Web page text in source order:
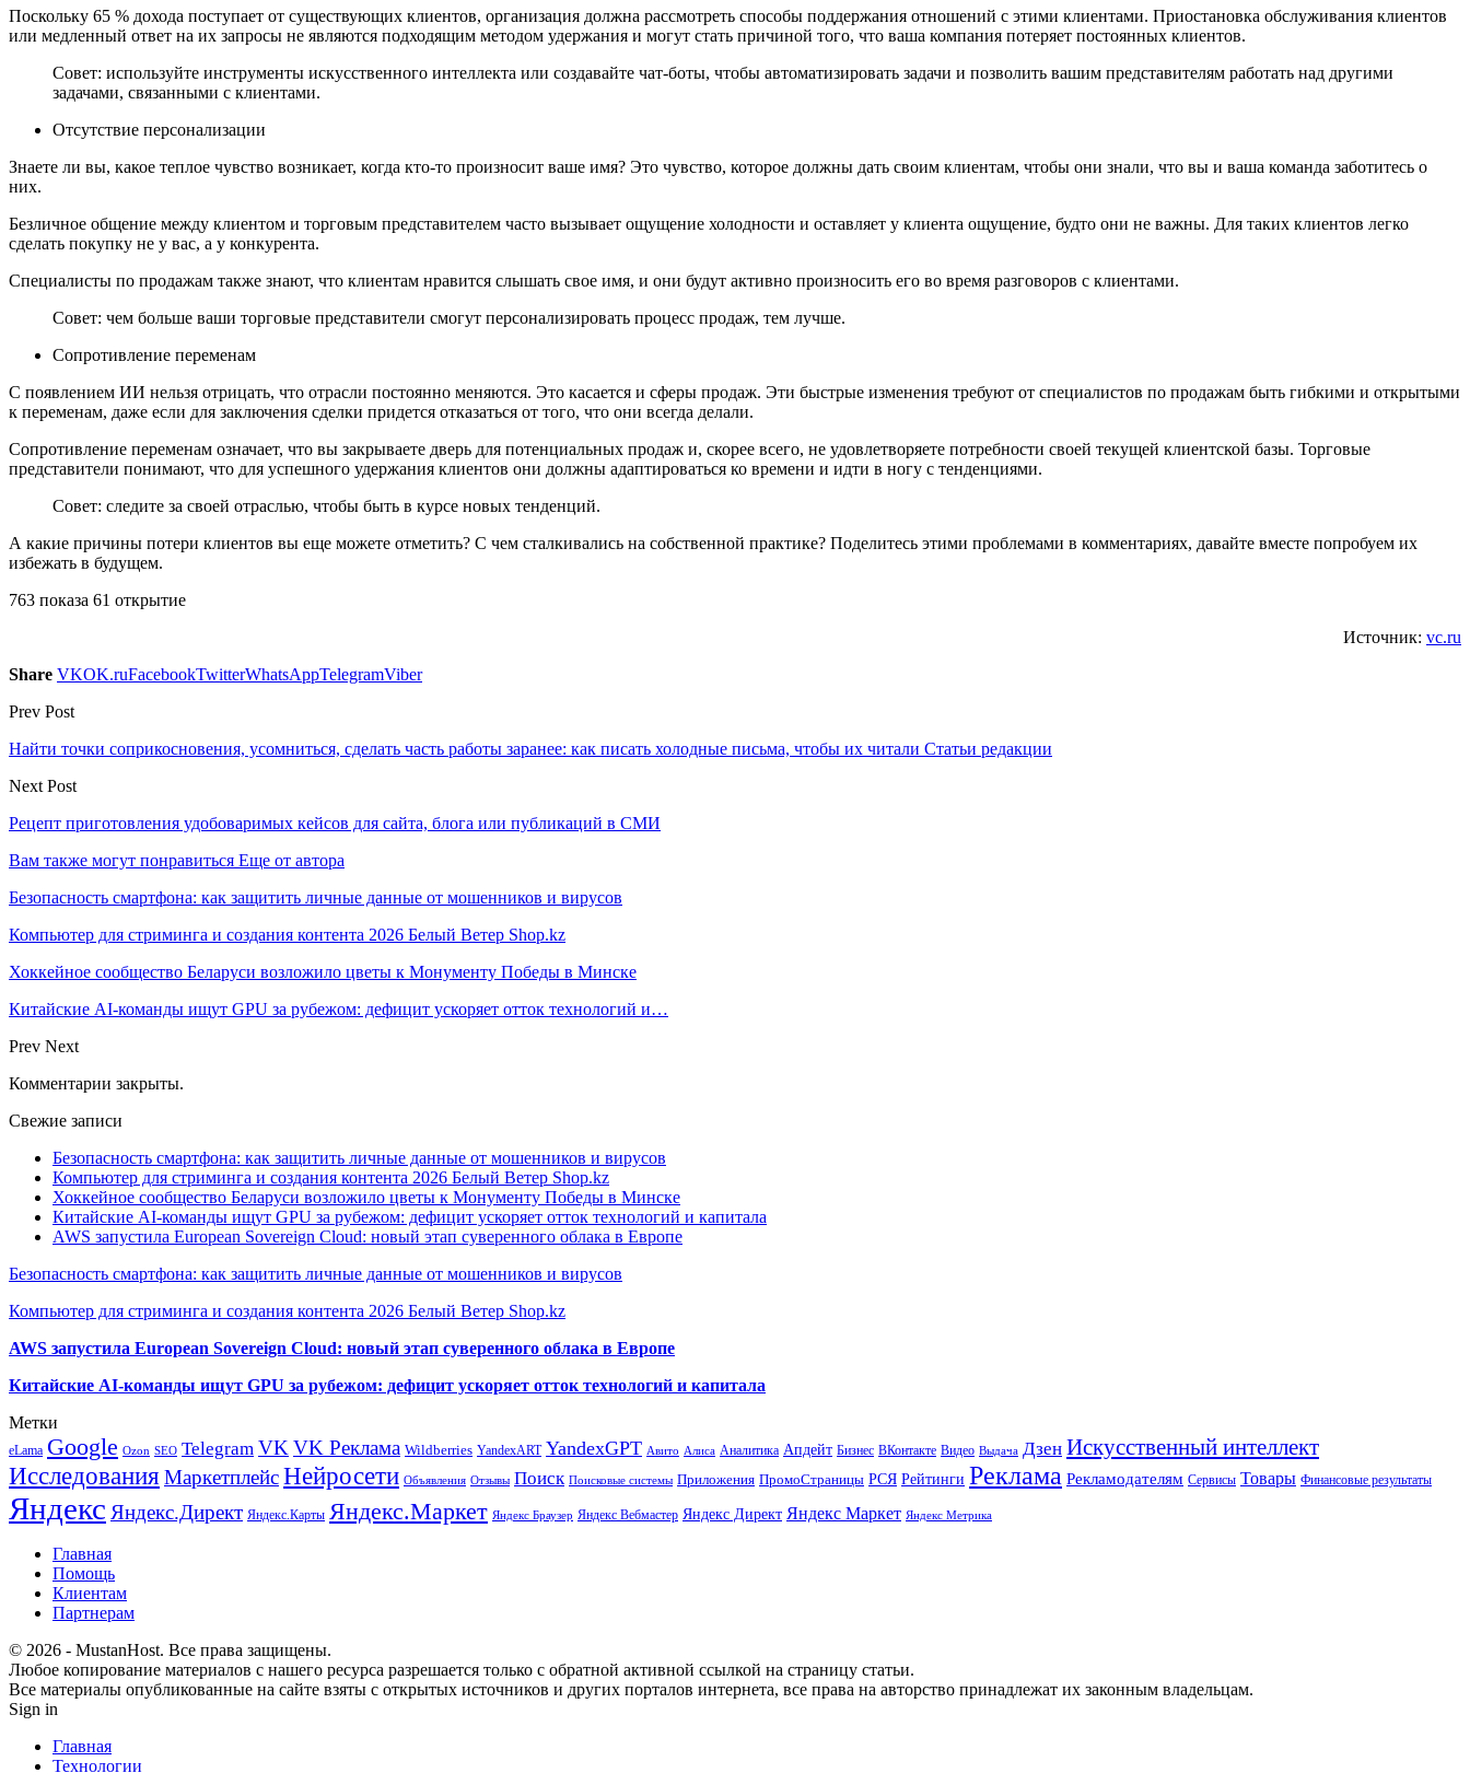
Поскольку 65 % дохода поступает от существующих клиентов, организация должна рассмотреть способы поддержания отношений с этими клиентами. Приостановка обслуживания клиентов
или медленный ответ на их запросы не являются подходящим методом удержания и могут стать причиной того, что ваша компания потеряет постоянных клиентов.
Совет: используйте инструменты искусственного интеллекта или создавайте чат-боты, чтобы автоматизировать задачи и позволить вашим представителям работать над другими
задачами, связанными с клиентами.
Отсутствие персонализации
Знаете ли вы, какое теплое чувство возникает, когда кто-то произносит ваше имя? Это чувство, которое должны дать своим клиентам, чтобы они знали, что вы и ваша команда заботитесь о
них.
Безличное общение между клиентом и торговым представителем часто вызывает ощущение холодности и оставляет у клиента ощущение, будто они не важны. Для таких клиентов легко
сделать покупку не у вас, а у конкурента.
Специалисты по продажам также знают, что клиентам нравится слышать свое имя, и они будут активно произносить его во время разговоров с клиентами.
Совет: чем больше ваши торговые представители смогут персонализировать процесс продаж, тем лучше.
Сопротивление переменам
С появлением ИИ нельзя отрицать, что отрасли постоянно меняются. Это касается и сферы продаж. Эти быстрые изменения требуют от специалистов по продажам быть гибкими и открытыми
к переменам, даже если для заключения сделки придется отказаться от того, что они всегда делали.
Сопротивление переменам означает, что вы закрываете дверь для потенциальных продаж и, скорее всего, не удовлетворяете потребности своей текущей клиентской базы. Торговые
представители понимают, что для успешного удержания клиентов они должны адаптироваться ко времени и идти в ногу с тенденциями.
Совет: следите за своей отраслью, чтобы быть в курсе новых тенденций.
А какие причины потери клиентов вы еще можете отметить? С чем сталкивались на собственной практике? Поделитесь этими проблемами в комментариях, давайте вместе попробуем их
избежать в будущем.
763 показа 61 открытие
Источник: vc.ru
Share VKOK.ruFacebookTwitterWhatsAppTelegramViber
Prev Post
Найти точки соприкосновения, усомниться, сделать часть работы заранее: как писать холодные письма, чтобы их читали Статьи редакции
Next Post
Рецепт приготовления удобоваримых кейсов для сайта, блога или публикаций в СМИ
Вам также могут понравиться Еще от автора
Безопасность смартфона: как защитить личные данные от мошенников и вирусов
Компьютер для стриминга и создания контента 2026 Белый Ветер Shop.kz
Хоккейное сообщество Беларуси возложило цветы к Монументу Победы в Минске
Китайские AI-команды ищут GPU за рубежом: дефицит ускоряет отток технологий и…
Prev Next
Комментарии закрыты.
Свежие записи
Безопасность смартфона: как защитить личные данные от мошенников и вирусов
Компьютер для стриминга и создания контента 2026 Белый Ветер Shop.kz
Хоккейное сообщество Беларуси возложило цветы к Монументу Победы в Минске
Китайские AI-команды ищут GPU за рубежом: дефицит ускоряет отток технологий и капитала
AWS запустила European Sovereign Cloud: новый этап суверенного облака в Европе
Безопасность смартфона: как защитить личные данные от мошенников и вирусов
Компьютер для стриминга и создания контента 2026 Белый Ветер Shop.kz
AWS запустила European Sovereign Cloud: новый этап суверенного облака в Европе
Китайские AI-команды ищут GPU за рубежом: дефицит ускоряет отток технологий и капитала
Метки
eLama Google Ozon SEO Telegram VK VK Реклама Wildberries YandexART YandexGPT Авито Алиса Аналитика Апдейт Бизнес ВКонтакте Видео Выдача Дзен Искусственный интеллект
Исследования МаркетплейсНейросети Объявления Отзывы Поиск Поисковые системы Приложения ПромоСтраницы РСЯ Рейтинги Реклама Рекламодателям Сервисы Товары Финансовые результаты
Яндекс Яндекс.Директ Яндекс.Карты Яндекс.Маркет Яндекс Браузер Яндекс Вебмастер Яндекс Директ Яндекс Маркет Яндекс Метрика
Главная
Помощь
Клиентам
Партнерам
© 2026 - MustanHost. Все права защищены.
Любое копирование материалов с нашего ресурса разрешается только с обратной активной ссылкой на страницу статьи.
Все материалы опубликованные на сайте взяты с открытых источников и других порталов интернета, все права на авторство принадлежат их законным владельцам.
Sign in
Главная
Технологии